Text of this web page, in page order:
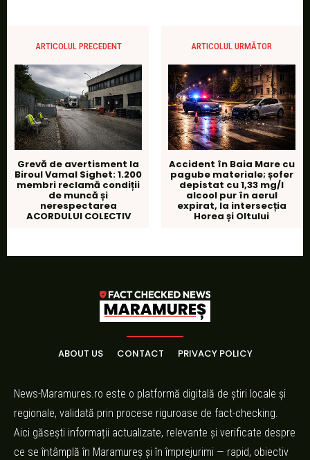
ARTICOLUL PRECEDENT
Grevă de avertisment la
Biroul Vamal Sighet: 1.200
membri reclamă condiții
de muncă și
nerespectarea
ACORDULUI COLECTIV
ARTICOLUL URMĂTOR
Accident în Baia Mare cu
pagube materiale; șofer
depistat cu 1,33 mg/l
alcool pur în aerul
expirat, la intersecția
Horea și Oltului
ABOUT US CONTACT PRIVACY POLICY
News-Maramures.ro este o platformă digitală de știri locale și
regionale, validată prin procese riguroase de fact-checking.
Aici găsești informații actualizate, relevante și verificate despre
ce se întâmplă în Maramureș și în împrejurimi — rapid, obiectiv